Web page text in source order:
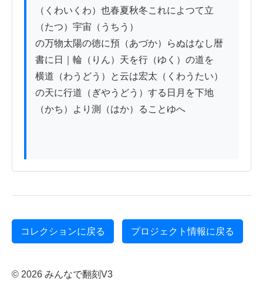
（くわいくわ）也春夏秋冬これによつて立
（たつ）宇宙（うちう）
の万物太陽の徳に預（あづか）らぬはなし暦
書に日｜輪（りん）天を行（ゆく）の道を
横道（わうどう）と云は宏太（くわうたい）
の天に行道（ぎやうどう）する日月を下地
（かち）より測（はか）ることゆへ
コレクションに戻る プロジェクト情報に戻る
© 2026 みんなで翻刻V3